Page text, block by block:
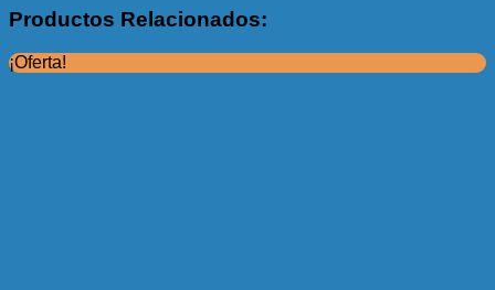
Productos Relacionados:
¡Oferta!